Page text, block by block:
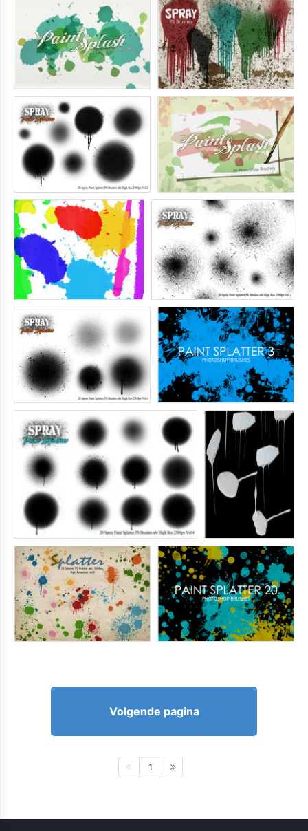
Volgende pagina
1